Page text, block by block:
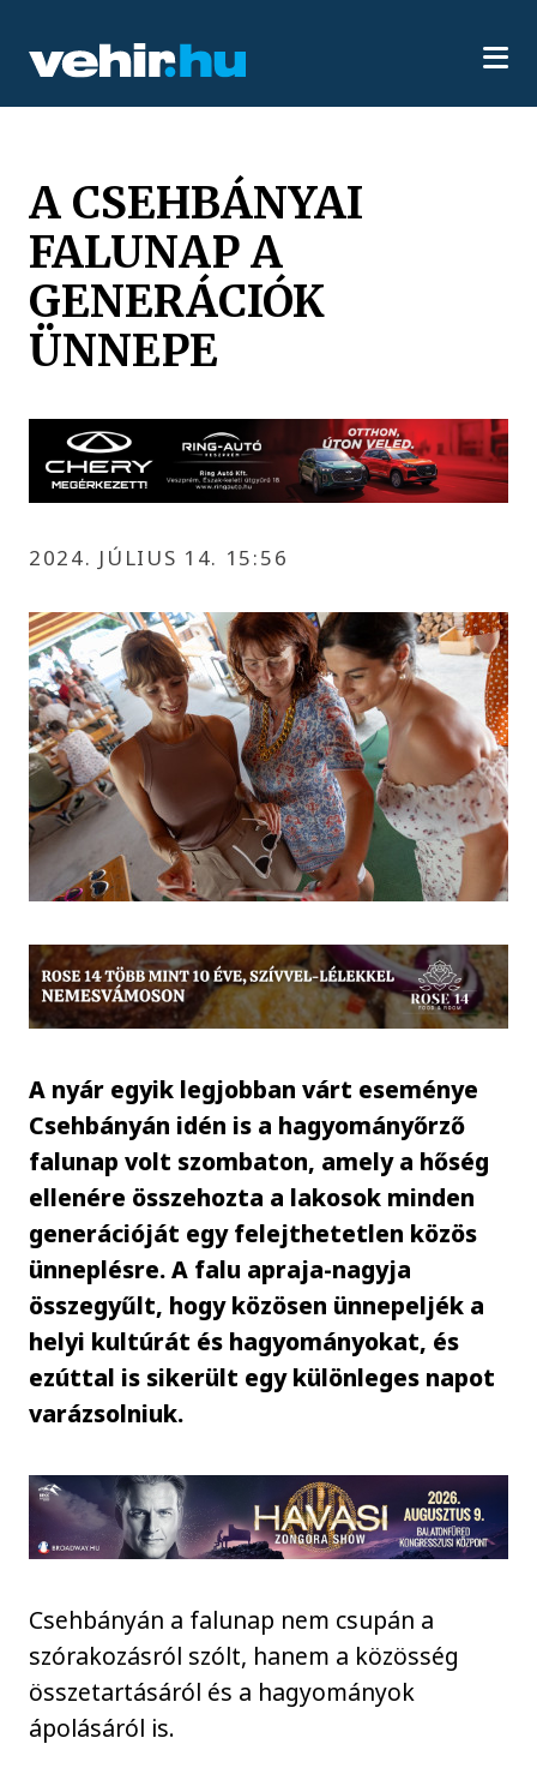
A CSEHBÁNYAI
FALUNAP A
GENERÁCIÓK
ÜNNEPE
2024. JÚLIUS 14. 15:56
A nyár egyik legjobban várt eseménye
Csehbányán idén is a hagyományőrző
falunap volt szombaton, amely a hőség
ellenére összehozta a lakosok minden
generációját egy felejthetetlen közös
ünneplésre. A falu apraja-nagyja
összegyűlt, hogy közösen ünnepeljék a
helyi kultúrát és hagyományokat, és
ezúttal is sikerült egy különleges napot
varázsolniuk.
Csehbányán a falunap nem csupán a
szórakozásról szólt, hanem a közösség
összetartásáról és a hagyományok
ápolásáról is.